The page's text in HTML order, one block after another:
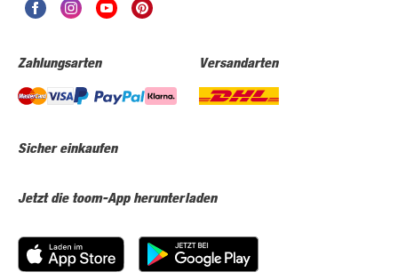
Zahlungsarten Versandarten
Sicher einkaufen
Jetzt die toom-App herunterladen